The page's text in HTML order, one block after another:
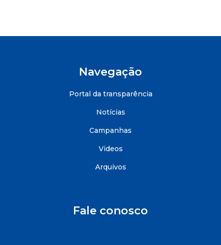
Navegação
Portal da transparência
Notícias
Campanhas
Videos
Arquivos
Fale conosco